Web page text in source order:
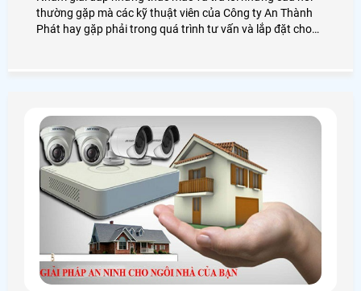
thường gặp mà các kỹ thuật viên của Công ty An Thành
Phát hay gặp phải trong quá trình tư vấn và lắp đặt cho